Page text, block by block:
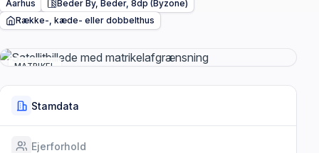
Aarhus
Beder By, Beder, 8dp (Byzone)
Række-, kæde- eller dobbelthus
MATRIKEL
Stamdata
Ejerforhold